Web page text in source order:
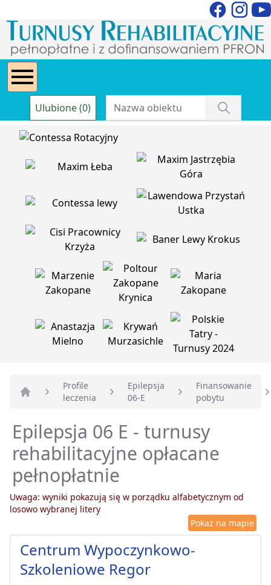
Ulubione (0)
Strona główna
Profile
leczenia
Epilepsja
06-E
Finansowanie
pobytu
Epilepsja 06 E - turnusy
rehabilitacyjne opłacane
pełnopłatnie
Uwaga: wyniki pokazują się w porządku alfabetycznym od
losowo wybranej litery
Pokaż na mapie
Centrum Wypoczynkowo-
Szkoleniowe Regor